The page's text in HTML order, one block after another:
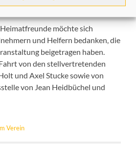
möchte sich
und Helfern bedanken, die
beigetragen haben.
von den stellvertretenden
und Axel Stucke sowie von
von Jean Heidbüchel und
Verein